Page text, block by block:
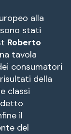
alla
stati
Roberto
tavola
consumatori
della
classi
il
del